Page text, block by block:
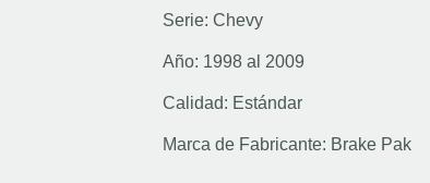
Serie: Chevy
Año: 1998 al 2009
Calidad: Estándar
Marca de Fabricante: Brake Pak